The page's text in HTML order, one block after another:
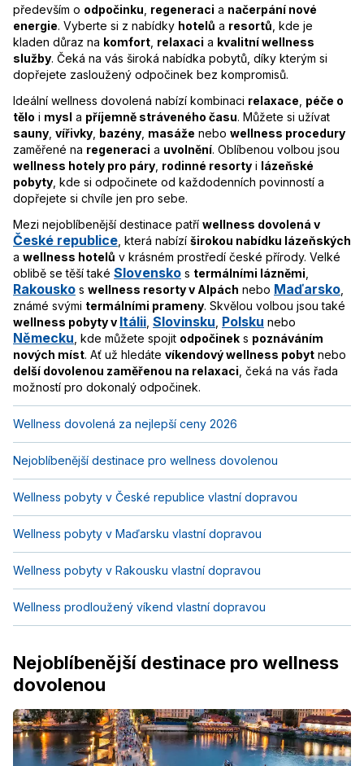
především o odpočinku regeneraci a načerpání nové
energie. Vyberte si z nabídky hotelů a resortů , kde je
kladen důraz na komfort relaxaci a kvalitní wellness
služby. Čeká na vás široká nabídka pobytů, díky kterým si
dopřejete zasloužený odpočinek bez kompromisů.
Ideální wellness dovolená nabízí kombinaci relaxace péče o
tělo i mysl a příjemně stráveného času. Můžete si užívat
sauny vířivky bazény masáže nebo wellness procedury
zaměřené na regeneraci a uvolnění. Oblíbenou volbou jsou
wellness hotely pro páry rodinné resorty i lázeňské
pobyty , kde si odpočinete od každodenních povinností a
dopřejete si chvíle jen pro sebe.
Mezi nejoblíbenější destinace patří wellness dovolená v
České republice , která nabízí širokou nabídku lázeňských
a wellness hotelů v krásném prostředí české přírody. Velké
oblibě se těší také Slovensko s termálními lázněmi
Rakousko s wellness resorty v Alpách nebo Maďarsko
známé svými termálními prameny. Skvělou volbou jsou také
wellness pobyty v Itálii Slovinsku Polsku nebo
Německu , kde můžete spojit odpočinek s poznáváním
nových míst. Ať už hledáte víkendový wellness pobyt nebo
delší dovolenou zaměřenou na relaxaci , čeká na vás řada
možností pro dokonalý odpočinek.
Wellness dovolená za nejlepší ceny 2026
Nejoblíbenější destinace pro wellness dovolenou
Wellness pobyty v České republice vlastní dopravou
Wellness pobyty v Maďarsku vlastní dopravou
Wellness pobyty v Rakousku vlastní dopravou
Wellness prodloužený víkend vlastní dopravou
Nejoblíbenější destinace pro wellness
dovolenou